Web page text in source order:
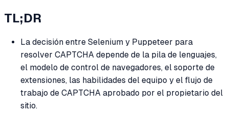
TL;DR
La decisión entre Selenium y Puppeteer para
resolver CAPTCHA depende de la pila de lenguajes,
el modelo de control de navegadores, el soporte de
extensiones, las habilidades del equipo y el flujo de
trabajo de CAPTCHA aprobado por el propietario del
sitio.